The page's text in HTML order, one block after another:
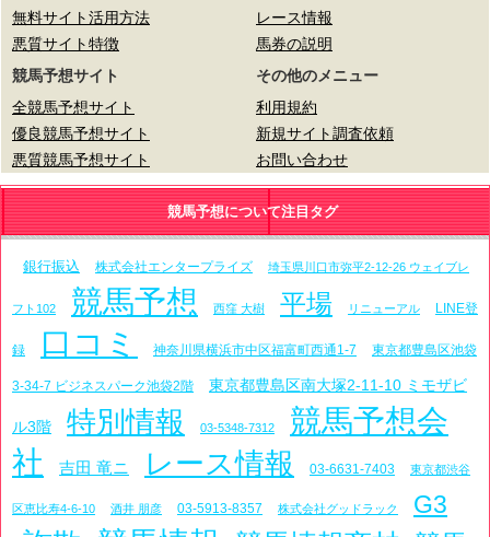
無料サイト活用方法
悪質サイト特徴
レース情報
馬券の説明
競馬予想サイト
全競馬予想サイト
優良競馬予想サイト
悪質競馬予想サイト
その他のメニュー
利用規約
新規サイト調査依頼
お問い合わせ
競馬予想について注目タグ
銀行振込 株式会社エンタープライズ 埼玉県川口市弥平2-12-26 ウェイブレ
フト102 競馬予想 西窪 大樹 平場 リニューアル LINE登
録 口コミ 神奈川県横浜市中区福富町西通1-7 東京都豊島区池袋
3-34-7 ビジネスパーク池袋2階 東京都豊島区南大塚2-11-10 ミモザビ
ル3階 特別情報 03-5348-7312
競馬予想会
社
吉田 竜ニ レース情報 03-6631-7403 東京都渋谷
区恵比寿4-6-10 酒井 朋彦 03-5913-8357 株式会社グッドラック G3